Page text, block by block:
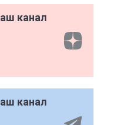
канал
канал